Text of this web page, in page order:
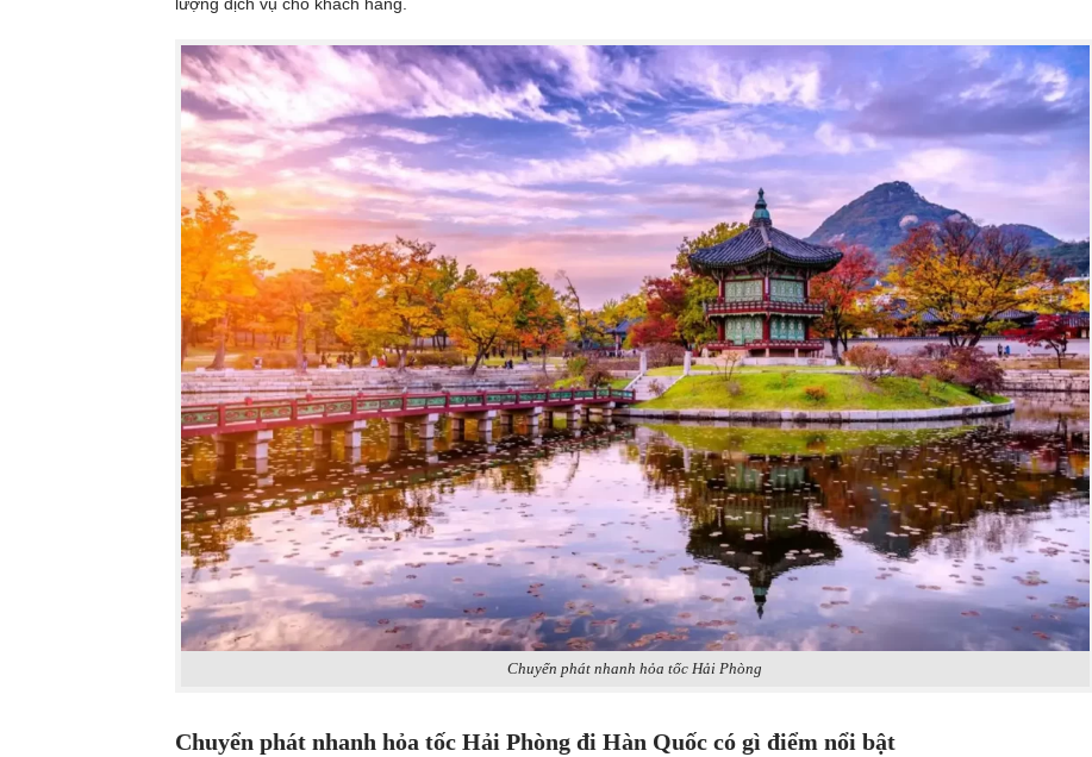
Chuyển phát nhanh hỏa tốc Hải Phòng
Chuyển phát nhanh hỏa tốc Hải Phòng đi Hàn Quốc có gì điểm nổi bật